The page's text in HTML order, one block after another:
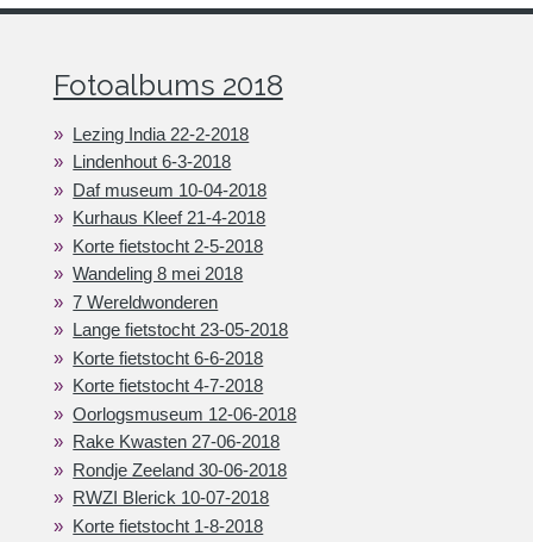
Fotoalbums 2018
Lezing India 22-2-2018
Lindenhout 6-3-2018
Daf museum 10-04-2018
Kurhaus Kleef 21-4-2018
Korte fietstocht 2-5-2018
Wandeling 8 mei 2018
7 Wereldwonderen
Lange fietstocht 23-05-2018
Korte fietstocht 6-6-2018
Korte fietstocht 4-7-2018
Oorlogsmuseum 12-06-2018
Rake Kwasten 27-06-2018
Rondje Zeeland 30-06-2018
RWZI Blerick 10-07-2018
Korte fietstocht 1-8-2018